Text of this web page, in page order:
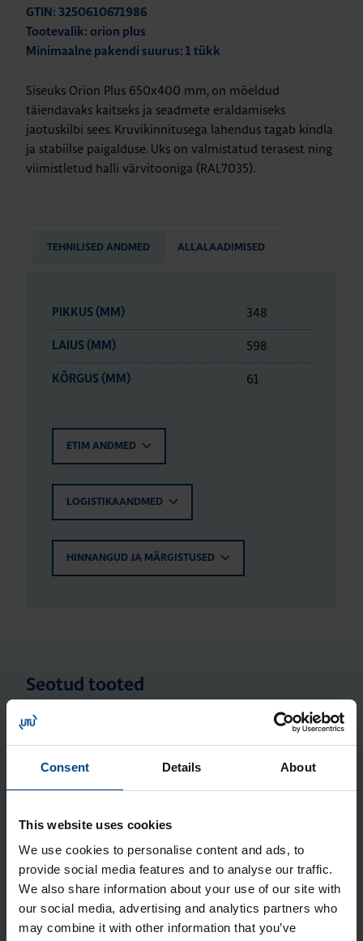
Consent Details About
This website uses cookies
We use cookies to personalise content and ads, to
provide social media features and to analyse our traffic.
We also share information about your use of our site with
our social media, advertising and analytics partners who
may combine it with other information that you’ve
GTIN: 3250610671986
Tootevalik: orion plus
Minimaalne pakendi suurus: 1 tükk
Siseuks Orion Plus 650x400 mm, on mõeldud
täiendavaks kaitseks ja seadmete eraldamiseks
jaotuskilbi sees. Kruvikinnitusega lahendus tagab kindla
ja stabiilse paigalduse. Uks on valmistatud terasest ning
viimistletud halli värvitooniga (RAL7035).
TEHNILISED ANDMED ALLALAADIMISED
PIKKUS (MM) 348
LAIUS (MM) 598
KÕRGUS (MM) 61
ETIM ANDMED
LOGISTIKAANDMED
HINNANGUD JA MÄRGISTUSED
Seotud tooted
Jao­tus­kilp Orion Plus, aknaga,
Tootekood: FL167A
mm, polües­ter, IP65
Tootekood: FL216B
Jao­tus­kilp Orion Plus, 650x400x200
mm, metall, IP65
Tootekood: FL117A